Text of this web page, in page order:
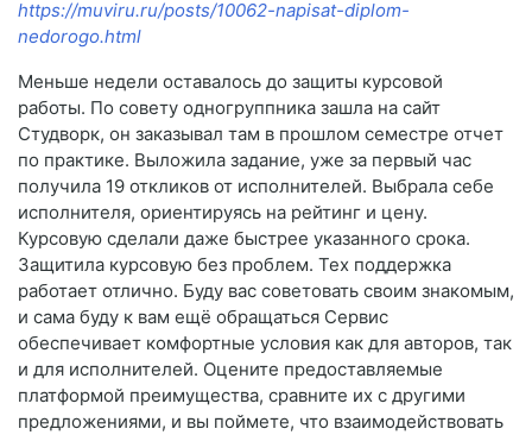
https://muviru.ru/posts/10062-napisat-diplom-
nedorogo.html
Меньше недели оставалось до защиты курсовой
работы. По совету одногруппника зашла на сайт
Студворк, он заказывал там в прошлом семестре отчет
по практике. Выложила задание, уже за первый час
получила 19 откликов от исполнителей. Выбрала себе
исполнителя, ориентируясь на рейтинг и цену.
Курсовую сделали даже быстрее указанного срока.
Защитила курсовую без проблем. Тех поддержка
работает отлично. Буду вас советовать своим знакомым,
и сама буду к вам ещё обращаться Сервис
обеспечивает комфортные условия как для авторов, так
и для исполнителей. Оцените предоставляемые
платформой преимущества, сравните их с другими
предложениями, и вы поймете, что взаимодействовать